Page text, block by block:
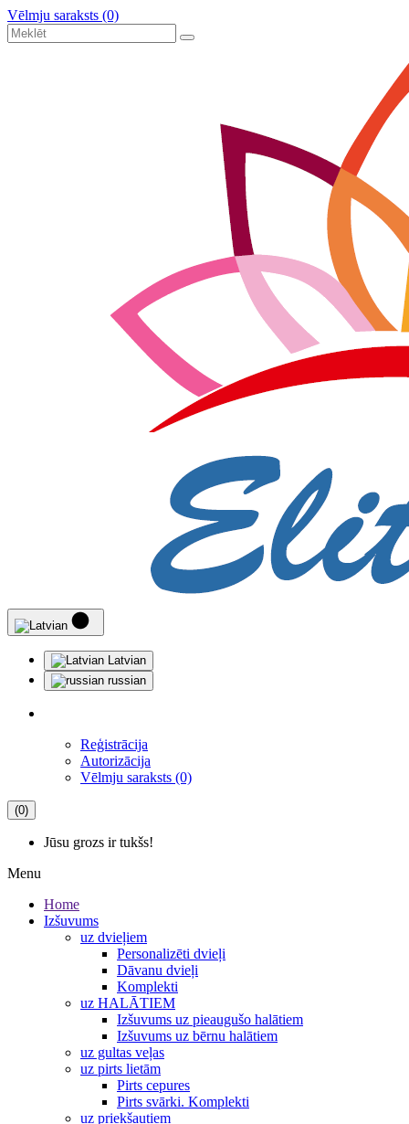
Vēlmju saraksts (0)
Latvian
russian
Reģistrācija
Autorizācija
Vēlmju saraksts (0)
(0)
Jūsu grozs ir tukšs!
Menu
Home
Izšuvums
uz dvieļiem
Personalizēti dvieļi
Dāvanu dvieļi
Komplekti
uz HALĀTIEM
Izšuvums uz pieaugušo halātiem
Izšuvums uz bērnu halātiem
uz gultas veļas
uz pirts lietām
Pirts cepures
Pirts svārki. Komplekti
uz priekšautiem